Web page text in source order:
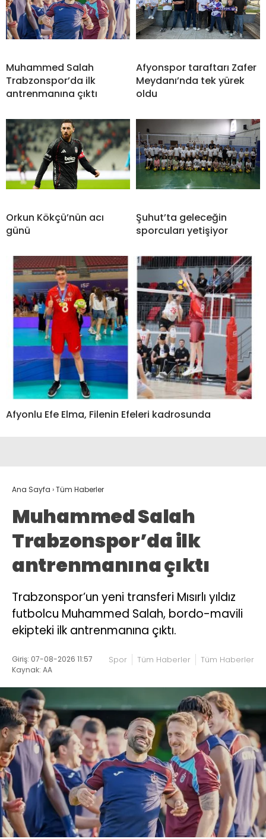
Muhammed Salah
Trabzonspor’da ilk
antrenmanına çıktı
Afyonspor taraftarı Zafer
Meydanı’nda tek yürek
oldu
Orkun Kökçü’nün acı
günü
Şuhut’ta geleceğin
sporcuları yetişiyor
Afyonlu Efe Elma, Filenin Efeleri kadrosunda
Ana Sayfa ›Tüm Haberler
Muhammed Salah
Trabzonspor’da ilk
antrenmanına çıktı
Trabzonspor’un yeni transferi Mısırlı yıldız
futbolcu Muhammed Salah, bordo-mavili
ekipteki ilk antrenmanına çıktı.
Giriş: 07-08-2026 11:57
Kaynak: AA
Spor Tüm Haberler Tüm Haberler